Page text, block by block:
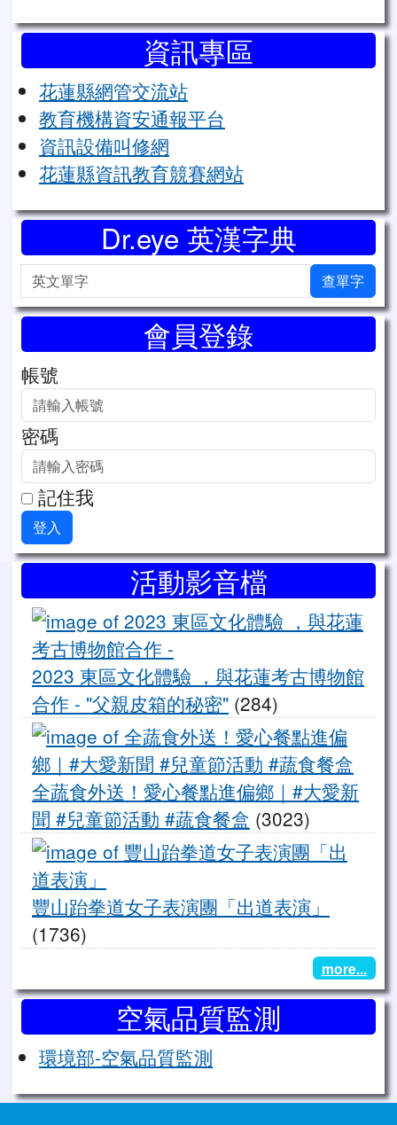
資訊專區
花蓮縣網管交流站
教育機構資安通報平台
資訊設備叫修網
花蓮縣資訊教育競賽網站
Dr.eye 英漢字典
英文單字 查單字
會員登錄
帳號
密碼
記住我
登入
右邊區域內容活動影音檔
2023 東區文化體驗 ，與花蓮考古博物館
合作 - "父親皮箱的秘密" (284)
全蔬食外送！愛心餐點進偏鄉｜#大愛新
聞 #兒童節活動 #蔬食餐盒 (3023)
豐山跆拳道女子表演團「出道表演」
(1736)
more...
空氣品質監測
環境部-空氣品質監測